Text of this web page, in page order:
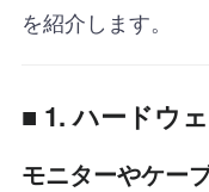
を紹介します。
■ 1. ハードウ
モニターやケー